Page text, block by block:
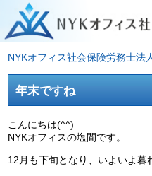
NYKオフィス社会保険労務士法
年末ですね
こんにちは(^^)
NYKオフィスの塩間です。
12月も下旬となり、いよいよ暮